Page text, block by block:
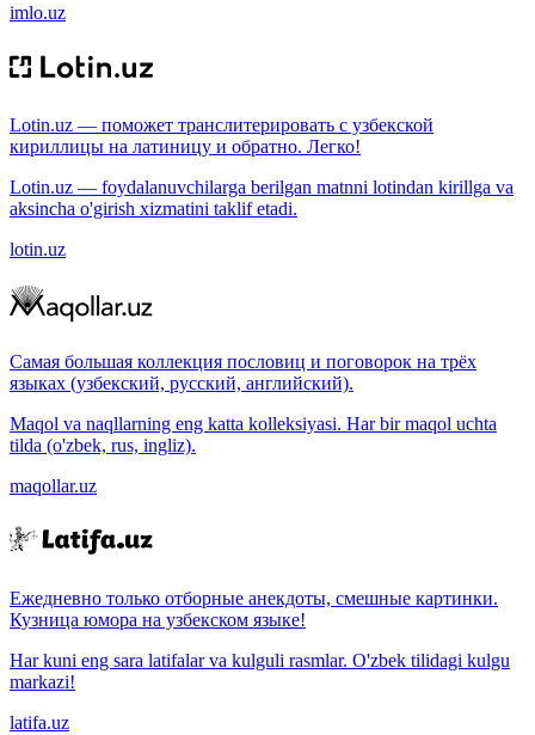
imlo.uz
Lotin.uz — поможет транслитерировать с узбекской
кириллицы на латиницу и обратно. Легко!
Lotin.uz — foydalanuvchilarga berilgan matnni lotindan kirillga va
aksincha o'girish xizmatini taklif etadi.
lotin.uz
Самая большая коллекция пословиц и поговорок на трёх
языках (узбекский, русский, английский).
Maqol va naqllarning eng katta kolleksiyasi. Har bir maqol uchta
tilda (o'zbek, rus, ingliz).
maqollar.uz
Ежедневно только отборные анекдоты, смешные картинки.
Кузница юмора на узбекском языке!
Har kuni eng sara latifalar va kulguli rasmlar. O'zbek tilidagi kulgu
markazi!
latifa.uz